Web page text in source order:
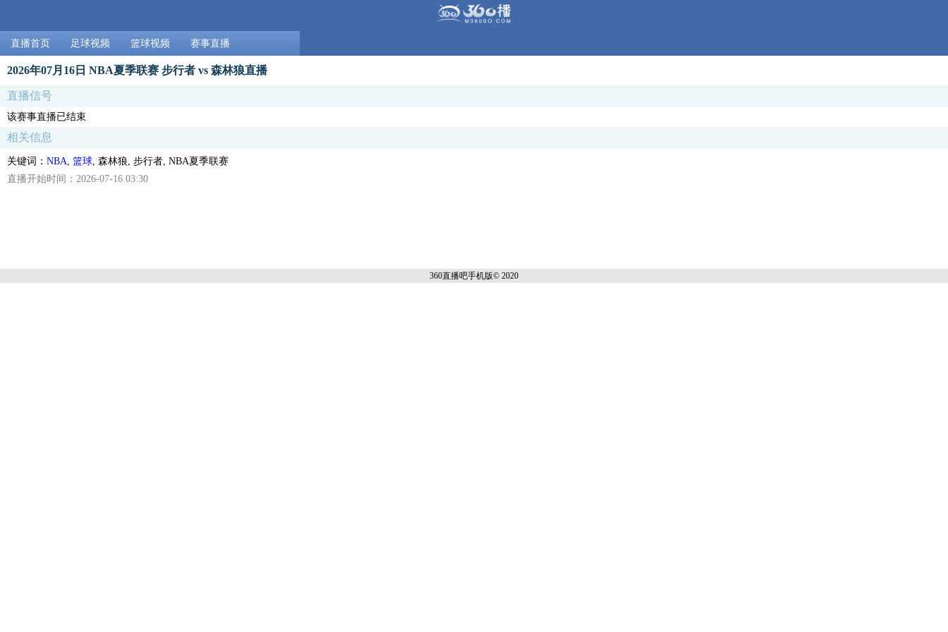
直播首页 足球视频 篮球视频 赛事直播
2026年07月16日 NBA夏季联赛 步行者 vs 森林狼直播
直播信号
该赛事直播已结束
相关信息
关键词： NBA 篮球 , 森林狼, 步行者, NBA夏季联赛
直播开始时间：2026-07-16 03:30
360直播吧手机版© 2020